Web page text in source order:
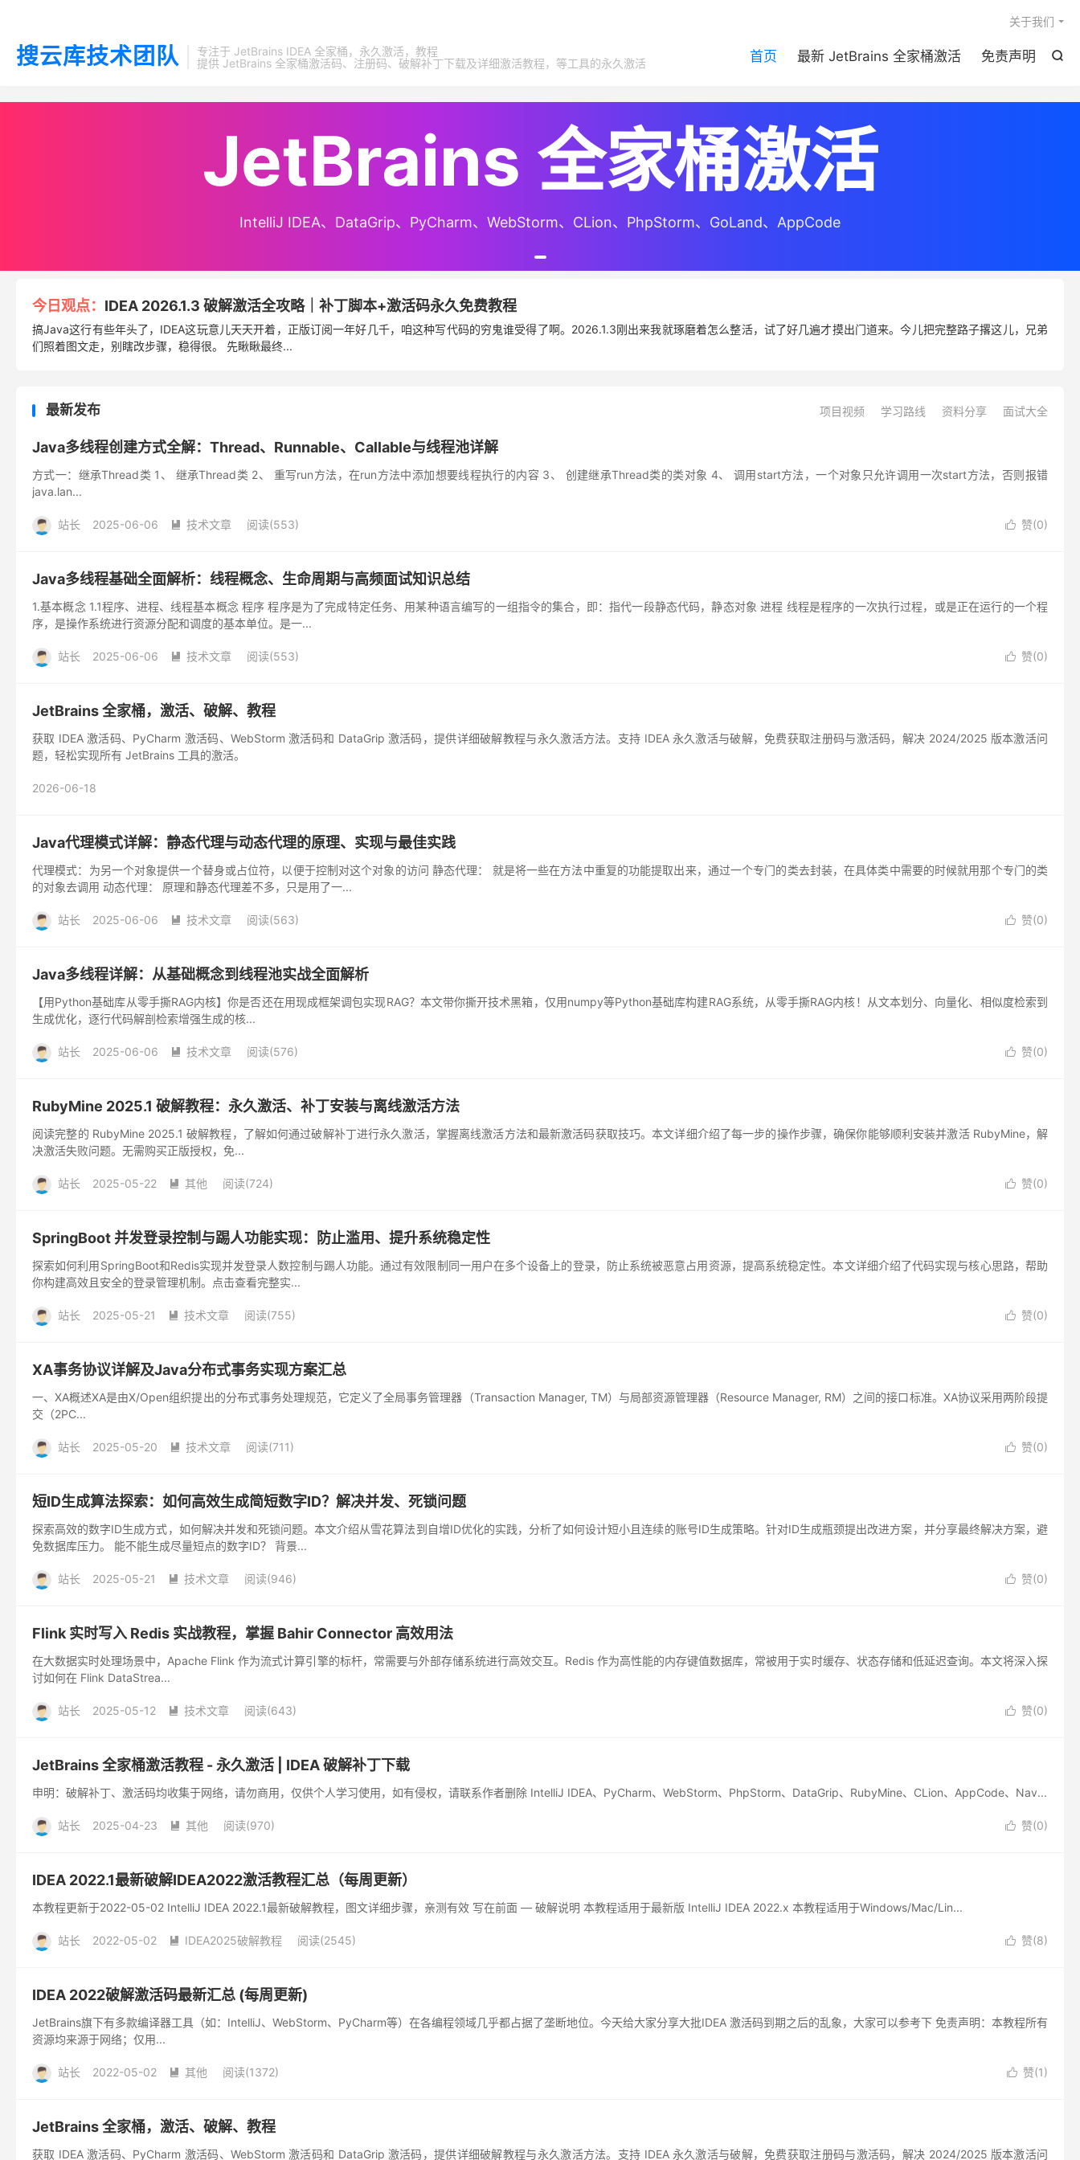
搜云库技术团队
专注于 JetBrains IDEA 全家桶，永久激活，教程
提供 JetBrains 全家桶激活码、注册码、破解补丁下载及详细激活教程，等工具的永久激活

首页 最新 JetBrains 全家桶激活 免责声明
关于我们
JetBrains 全家桶激活
IntelliJ IDEA、DataGrip、PyCharm、WebStorm、CLion、PhpStorm、GoLand、AppCode
JetBrains 全家桶激活
IntelliJ IDEA、DataGrip、PyCharm、WebStorm、CLion、PhpStorm、GoLand、AppCode
JetBrains 全家桶激活
IntelliJ IDEA、DataGrip、PyCharm、WebStorm、CLion、PhpStorm、GoLand、AppCode
今日观点： IDEA 2026.1.3 破解激活全攻略｜补丁脚本+激活码永久免费教程
搞Java这行有些年头了，IDEA这玩意儿天天开着，正版订阅一年好几千，咱这种写代码的穷鬼谁受得了啊。2026.1.3刚出来我就琢磨着怎么整活，试了好几遍才摸出门道来。今儿把完整路子撂这儿，兄弟
们照着图文走，别瞎改步骤，稳得很。 先瞅瞅最终...
最新发布 项目视频 学习路线 资料分享 面试大全
Java多线程创建方式全解：Thread、Runnable、Callable与线程池详解
方式一：继承Thread类 1、 继承Thread类 2、 重写run方法，在run方法中添加想要线程执行的内容 3、 创建继承Thread类的类对象 4、 调用start方法，一个对象只允许调用一次start方法，否则报错
java.lan...
 赞(0)
站长 2025-06-06  技术文章 阅读(553)
Java多线程基础全面解析：线程概念、生命周期与高频面试知识总结
1.基本概念 1.1程序、进程、线程基本概念 程序 程序是为了完成特定任务、用某种语言编写的一组指令的集合，即：指代一段静态代码，静态对象 进程 线程是程序的一次执行过程，或是正在运行的一个程
序，是操作系统进行资源分配和调度的基本单位。是一...
 赞(0)
站长 2025-06-06  技术文章 阅读(553)
JetBrains 全家桶，激活、破解、教程
获取 IDEA 激活码、PyCharm 激活码、WebStorm 激活码和 DataGrip 激活码，提供详细破解教程与永久激活方法。支持 IDEA 永久激活与破解，免费获取注册码与激活码，解决 2024/2025 版本激活问
题，轻松实现所有 JetBrains 工具的激活。
2026-06-18
Java代理模式详解：静态代理与动态代理的原理、实现与最佳实践
代理模式：为另一个对象提供一个替身或占位符，以便于控制对这个对象的访问 静态代理： 就是将一些在方法中重复的功能提取出来，通过一个专门的类去封装，在具体类中需要的时候就用那个专门的类
的对象去调用 动态代理： 原理和静态代理差不多，只是用了一...
 赞(0)
站长 2025-06-06  技术文章 阅读(563)
Java多线程详解：从基础概念到线程池实战全面解析
【用Python基础库从零手撕RAG内核】你是否还在用现成框架调包实现RAG？本文带你撕开技术黑箱，仅用numpy等Python基础库构建RAG系统，从零手撕RAG内核！从文本划分、向量化、相似度检索到
生成优化，逐行代码解剖检索增强生成的核...
 赞(0)
站长 2025-06-06  技术文章 阅读(576)
RubyMine 2025.1 破解教程：永久激活、补丁安装与离线激活方法
阅读完整的 RubyMine 2025.1 破解教程，了解如何通过破解补丁进行永久激活，掌握离线激活方法和最新激活码获取技巧。本文详细介绍了每一步的操作步骤，确保你能够顺利安装并激活 RubyMine，解
决激活失败问题。无需购买正版授权，免...
 赞(0)
站长 2025-05-22  其他 阅读(724)
SpringBoot 并发登录控制与踢人功能实现：防止滥用、提升系统稳定性
探索如何利用SpringBoot和Redis实现并发登录人数控制与踢人功能。通过有效限制同一用户在多个设备上的登录，防止系统被恶意占用资源，提高系统稳定性。本文详细介绍了代码实现与核心思路，帮助
你构建高效且安全的登录管理机制。点击查看完整实...
 赞(0)
站长 2025-05-21  技术文章 阅读(755)
XA事务协议详解及Java分布式事务实现方案汇总
一、XA概述XA是由X/Open组织提出的分布式事务处理规范，它定义了全局事务管理器（Transaction Manager, TM）与局部资源管理器（Resource Manager, RM）之间的接口标准。XA协议采用两阶段提
交（2PC...
 赞(0)
站长 2025-05-20  技术文章 阅读(711)
短ID生成算法探索：如何高效生成简短数字ID？解决并发、死锁问题
探索高效的数字ID生成方式，如何解决并发和死锁问题。本文介绍从雪花算法到自增ID优化的实践，分析了如何设计短小且连续的账号ID生成策略。针对ID生成瓶颈提出改进方案，并分享最终解决方案，避
免数据库压力。 能不能生成尽量短点的数字ID？ 背景...
 赞(0)
站长 2025-05-21  技术文章 阅读(946)
Flink 实时写入 Redis 实战教程，掌握 Bahir Connector 高效用法
在大数据实时处理场景中，Apache Flink 作为流式计算引擎的标杆，常需要与外部存储系统进行高效交互。Redis 作为高性能的内存键值数据库，常被用于实时缓存、状态存储和低延迟查询。本文将深入探
讨如何在 Flink DataStrea...
 赞(0)
站长 2025-05-12  技术文章 阅读(643)
JetBrains 全家桶激活教程 - 永久激活 | IDEA 破解补丁下载
申明：破解补丁、激活码均收集于网络，请勿商用，仅供个人学习使用，如有侵权，请联系作者删除 IntelliJ IDEA、PyCharm、WebStorm、PhpStorm、DataGrip、RubyMine、CLion、AppCode、Nav...
 赞(0)
站长 2025-04-23  其他 阅读(970)
IDEA 2022.1最新破解IDEA2022激活教程汇总（每周更新）
本教程更新于2022-05-02 IntelliJ IDEA 2022.1最新破解教程，图文详细步骤，亲测有效 写在前面 — 破解说明 本教程适用于最新版 IntelliJ IDEA 2022.x 本教程适用于Windows/Mac/Lin...
 赞(8)
站长 2022-05-02  IDEA2025破解教程 阅读(2545)
IDEA 2022破解激活码最新汇总 (每周更新)
JetBrains旗下有多款编译器工具（如：IntelliJ、WebStorm、PyCharm等）在各编程领域几乎都占据了垄断地位。今天给大家分享大批IDEA 激活码到期之后的乱象，大家可以参考下 免责声明：本教程所有
资源均来源于网络；仅用...
 赞(1)
站长 2022-05-02  其他 阅读(1372)
JetBrains 全家桶，激活、破解、教程
获取 IDEA 激活码、PyCharm 激活码、WebStorm 激活码和 DataGrip 激活码，提供详细破解教程与永久激活方法。支持 IDEA 永久激活与破解，免费获取注册码与激活码，解决 2024/2025 版本激活问